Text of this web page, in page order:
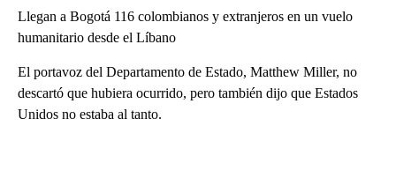
Llegan a Bogotá 116 colombianos y extranjeros en un vuelo
humanitario desde el Líbano
El portavoz del Departamento de Estado, Matthew Miller, no
descartó que hubiera ocurrido, pero también dijo que Estados
Unidos no estaba al tanto.